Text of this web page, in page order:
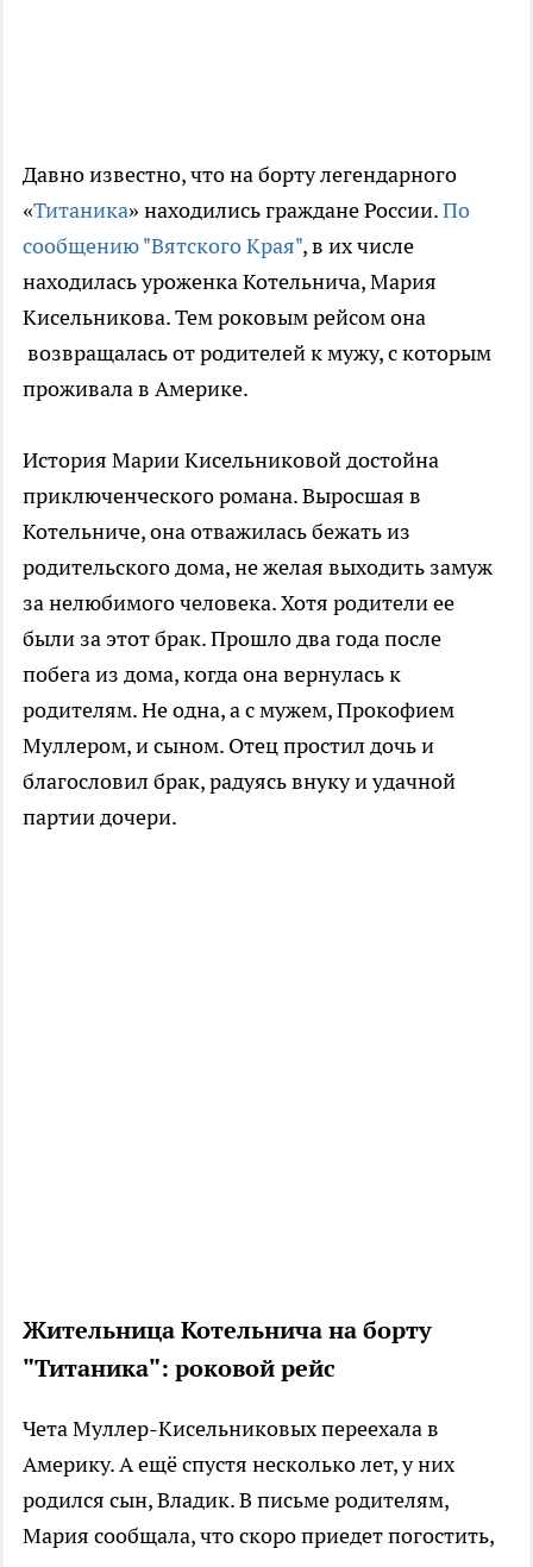
Давно известно, что на борту легендарного
«Титаника» находились граждане России.По
сообщению "Вятского Края", в их числе
находилась уроженка Котельнича, Мария
Кисельникова. Тем роковым рейсом она
возвращалась от родителей к мужу, с которым
проживала в Америке.
История Марии Кисельниковой достойна
приключенческого романа. Выросшая в
Котельниче, она отважилась бежать из
родительского дома, не желая выходить замуж
за нелюбимого человека. Хотя родители ее
были за этот брак. Прошло два года после
побега из дома, когда она вернулась к
родителям. Не одна, а с мужем, Прокофием
Муллером, и сыном. Отец простил дочь и
благословил брак, радуясь внуку и удачной
партии дочери.
Жительница Котельнича на борту
"Титаника": роковой рейс
Чета Муллер-Кисельниковых переехала в
Америку. А ещё спустя несколько лет, у них
родился сын, Владик. В письме родителям,
Мария сообщала, что скоро приедет погостить,